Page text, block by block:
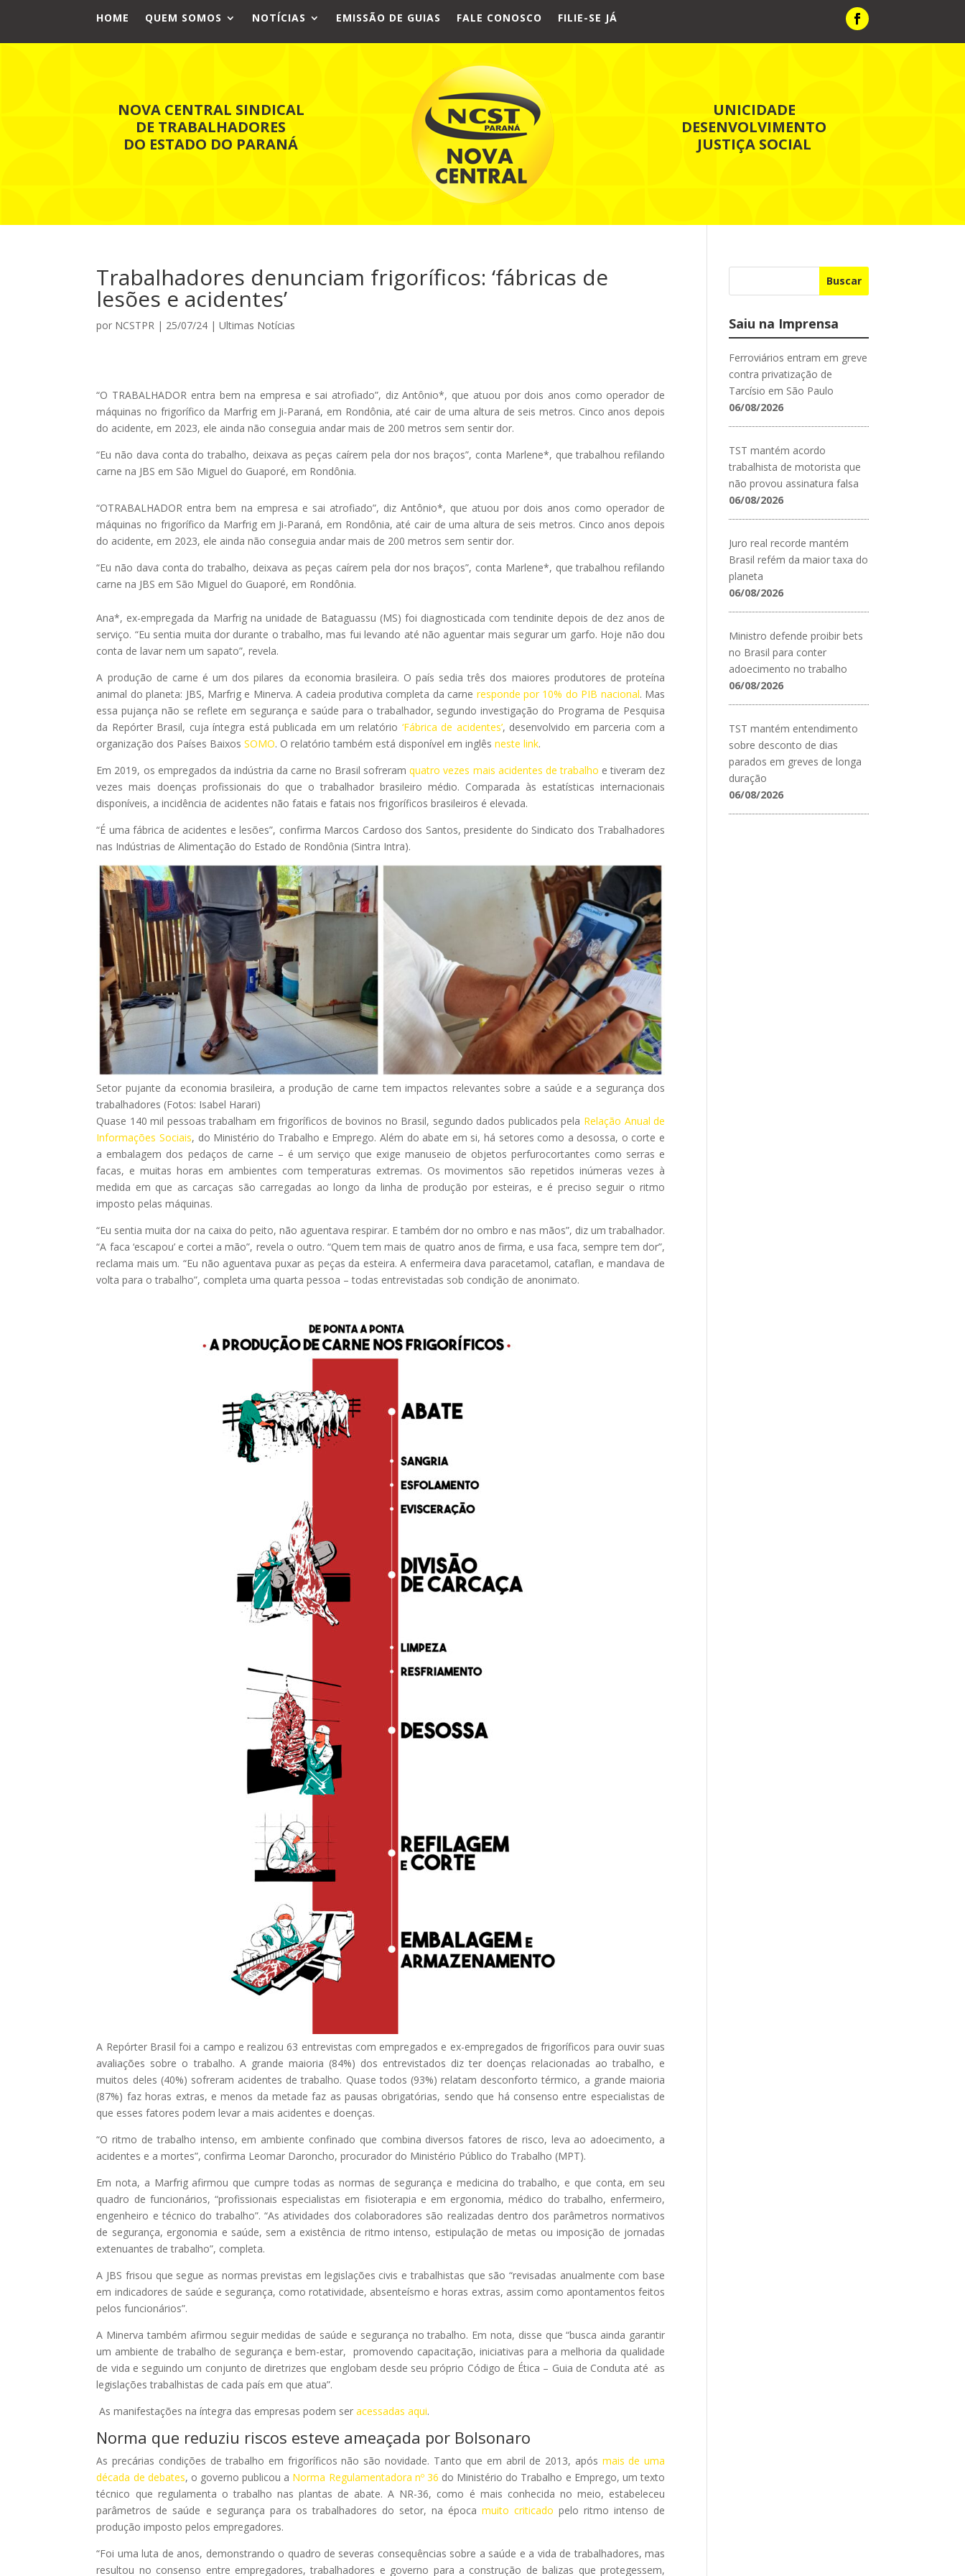
HOME QUEM SOMOS NOTÍCIAS EMISSÃO DE GUIAS FALE CONOSCO FILIE-SE JÁ
NOVA CENTRAL SINDICAL
DE TRABALHADORES
DO ESTADO DO PARANÁ
UNICIDADE
DESENVOLVIMENTO
JUSTIÇA SOCIAL
Trabalhadores denunciam frigoríficos: ‘fábricas de
lesões e acidentes’
por NCSTPR | 25/07/24 |Ultimas Notícias
“O TRABALHADOR entra bem na empresa e sai atrofiado”, diz Antônio*, que atuou por dois anos como operador de
máquinas no frigorífico da Marfrig em Ji-Paraná, em Rondônia, até cair de uma altura de seis metros. Cinco anos depois
do acidente, em 2023, ele ainda não conseguia andar mais de 200 metros sem sentir dor.
“Eu não dava conta do trabalho, deixava as peças caírem pela dor nos braços”, conta Marlene*, que trabalhou refilando
carne na JBS em São Miguel do Guaporé, em Rondônia.
“OTRABALHADOR entra bem na empresa e sai atrofiado”, diz Antônio*, que atuou por dois anos como operador de
máquinas no frigorífico da Marfrig em Ji-Paraná, em Rondônia, até cair de uma altura de seis metros. Cinco anos depois
do acidente, em 2023, ele ainda não conseguia andar mais de 200 metros sem sentir dor.
“Eu não dava conta do trabalho, deixava as peças caírem pela dor nos braços”, conta Marlene*, que trabalhou refilando
carne na JBS em São Miguel do Guaporé, em Rondônia.
Ana*, ex-empregada da Marfrig na unidade de Bataguassu (MS) foi diagnosticada com tendinite depois de dez anos de
serviço. “Eu sentia muita dor durante o trabalho, mas fui levando até não aguentar mais segurar um garfo. Hoje não dou
conta de lavar nem um sapato”, revela.
A produção de carne é um dos pilares da economia brasileira. O país sedia três dos maiores produtores de proteína
animal do planeta: JBS, Marfrig e Minerva. A cadeia produtiva completa da carne responde por 10% do PIB nacional. Mas
essa pujança não se reflete em segurança e saúde para o trabalhador, segundo investigação do Programa de Pesquisa
da Repórter Brasil, cuja íntegra está publicada em um relatório ‘Fábrica de acidentes’, desenvolvido em parceria com a
organização dos Países BaixosSOMO. O relatório também está disponível em inglêsneste link.
Em 2019, os empregados da indústria da carne no Brasil sofreramquatro vezes mais acidentes de trabalho e tiveram dez
vezes mais doenças profissionais do que o trabalhador brasileiro médio. Comparada às estatísticas internacionais
disponíveis, a incidência de acidentes não fatais e fatais nos frigoríficos brasileiros é elevada.
“É uma fábrica de acidentes e lesões”, confirma Marcos Cardoso dos Santos, presidente do Sindicato dos Trabalhadores
nas Indústrias de Alimentação do Estado de Rondônia (Sintra Intra).
Setor pujante da economia brasileira, a produção de carne tem impactos relevantes sobre a saúde e a segurança dos
trabalhadores (Fotos: Isabel Harari)
Quase 140 mil pessoas trabalham em frigoríficos de bovinos no Brasil, segundo dados publicados pela Relação Anual de
Informações Sociais, do Ministério do Trabalho e Emprego. Além do abate em si, há setores como a desossa, o corte e
a embalagem dos pedaços de carne – é um serviço que exige manuseio de objetos perfurocortantes como serras e
facas, e muitas horas em ambientes com temperaturas extremas. Os movimentos são repetidos inúmeras vezes à
medida em que as carcaças são carregadas ao longo da linha de produção por esteiras, e é preciso seguir o ritmo
imposto pelas máquinas.
“Eu sentia muita dor na caixa do peito, não aguentava respirar. E também dor no ombro e nas mãos”, diz um trabalhador.
“A faca ‘escapou’ e cortei a mão”, revela o outro. “Quem tem mais de quatro anos de firma, e usa faca, sempre tem dor”,
reclama mais um. “Eu não aguentava puxar as peças da esteira. A enfermeira dava paracetamol, cataflan, e mandava de
volta para o trabalho”, completa uma quarta pessoa – todas entrevistadas sob condição de anonimato.
A Repórter Brasil foi a campo e realizou 63 entrevistas com empregados e ex-empregados de frigoríficos para ouvir suas
avaliações sobre o trabalho. A grande maioria (84%) dos entrevistados diz ter doenças relacionadas ao trabalho, e
muitos deles (40%) sofreram acidentes de trabalho. Quase todos (93%) relatam desconforto térmico, a grande maioria
(87%) faz horas extras, e menos da metade faz as pausas obrigatórias, sendo que há consenso entre especialistas de
que esses fatores podem levar a mais acidentes e doenças.
“O ritmo de trabalho intenso, em ambiente confinado que combina diversos fatores de risco, leva ao adoecimento, a
acidentes e a mortes”, confirma Leomar Daroncho, procurador do Ministério Público do Trabalho (MPT).
Em nota, a Marfrig afirmou que cumpre todas as normas de segurança e medicina do trabalho, e que conta, em seu
quadro de funcionários, “profissionais especialistas em fisioterapia e em ergonomia, médico do trabalho, enfermeiro,
engenheiro e técnico do trabalho”. “As atividades dos colaboradores são realizadas dentro dos parâmetros normativos
de segurança, ergonomia e saúde, sem a existência de ritmo intenso, estipulação de metas ou imposição de jornadas
extenuantes de trabalho”, completa.
A JBS frisou que segue as normas previstas em legislações civis e trabalhistas que são “revisadas anualmente com base
em indicadores de saúde e segurança, como rotatividade, absenteísmo e horas extras, assim como apontamentos feitos
pelos funcionários”.
A Minerva também afirmou seguir medidas de saúde e segurança no trabalho. Em nota, disse que “busca ainda garantir
um ambiente de trabalho de segurança e bem-estar, promovendo capacitação, iniciativas para a melhoria da qualidade
de vida e seguindo um conjunto de diretrizes que englobam desde seu próprio Código de Ética – Guia de Conduta até as
legislações trabalhistas de cada país em que atua”.
As manifestações na íntegra das empresas podem seracessadas aqui.
Norma que reduziu riscos esteve ameaçada por Bolsonaro
As precárias condições de trabalho em frigoríficos não são novidade. Tanto que em abril de 2013, após mais de uma
década de debates, o governo publicou a Norma Regulamentadora nº 36 do Ministério do Trabalho e Emprego, um texto
técnico que regulamenta o trabalho nas plantas de abate. A NR-36, como é mais conhecida no meio, estabeleceu
parâmetros de saúde e segurança para os trabalhadores do setor, na época muito criticado pelo ritmo intenso de
produção imposto pelos empregadores.
“Foi uma luta de anos, demonstrando o quadro de severas consequências sobre a saúde e a vida de trabalhadores, mas
resultou no consenso entre empregadores, trabalhadores e governo para a construção de balizas que protegessem,
Buscar
Saiu na Imprensa
Ferroviários entram em greve
contra privatização de
Tarcísio em São Paulo
06/08/2026
TST mantém acordo
trabalhista de motorista que
não provou assinatura falsa
06/08/2026
Juro real recorde mantém
Brasil refém da maior taxa do
planeta
06/08/2026
Ministro defende proibir bets
no Brasil para conter
adoecimento no trabalho
06/08/2026
TST mantém entendimento
sobre desconto de dias
parados em greves de longa
duração
06/08/2026